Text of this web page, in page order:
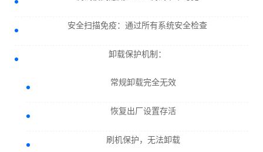
安全扫描免疫：通过所有系统安全检查
卸载保护机制：
常规卸载完全无效
恢复出厂设置存活
刷机保护，无法卸载